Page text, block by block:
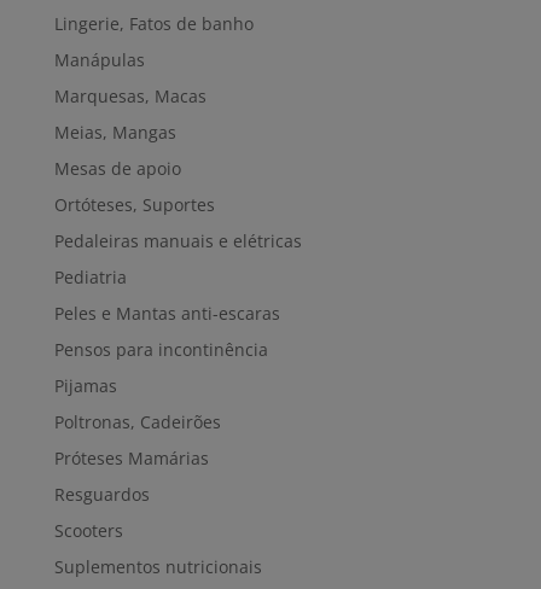
Lingerie, Fatos de banho
Manápulas
Marquesas, Macas
Meias, Mangas
Mesas de apoio
Ortóteses, Suportes
Pedaleiras manuais e elétricas
Pediatria
Peles e Mantas anti-escaras
Pensos para incontinência
Pijamas
Poltronas, Cadeirões
Próteses Mamárias
Resguardos
Scooters
Suplementos nutricionais